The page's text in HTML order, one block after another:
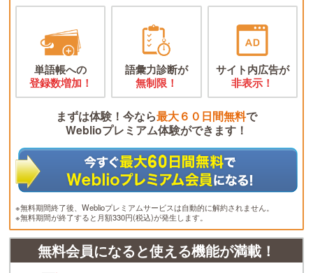
単語帳への
登録数増加！
語彙力診断が
無制限！
サイト内広告が
非表示！
まずは体験！今なら最大６０日間無料で
Weblioプレミアム体験ができます！
※無料期間終了後、Weblioプレミアムサービスは自動的に解約されません。
※無料期間が終了すると月額330円(税込)が発生します。
無料会員になると使える機能が満載！